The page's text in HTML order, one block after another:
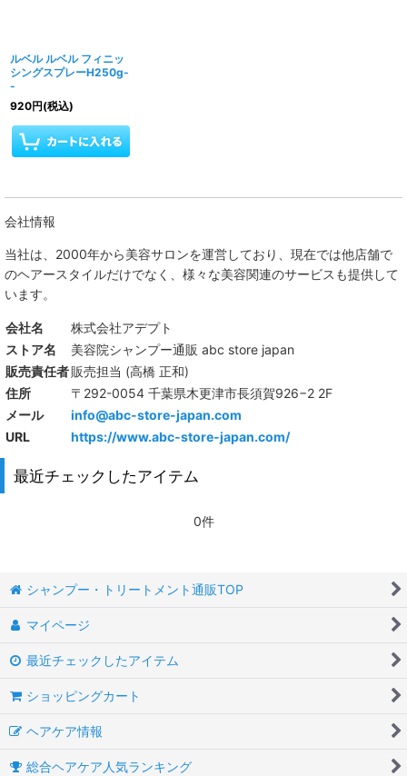
ルベル ルベル フィニッ
シングスプレーH250g-
-
920円(税込)
会社情報
当社は、 2000年から美容サロンを運営しており、現在では他店舗で
のヘアースタイルだけでなく、様々な美容関連のサービスも提供して
います。
会社名
株式会社アデプト
ストア名
美容院シャンプー通販 abc store japan
販売責任者販売担当 (高橋 正和)
住所
〒292-0054 千葉県木更津市長須賀926−2 2F
メール
info@abc-store-japan.com
URL
https://www.abc-store-japan.com/
最近チェックしたアイテム
0件
シャンプー・トリートメント通販TOP
マイページ
最近チェックしたアイテム
ショッピングカート
ヘアケア情報
総合ヘアケア人気ランキング